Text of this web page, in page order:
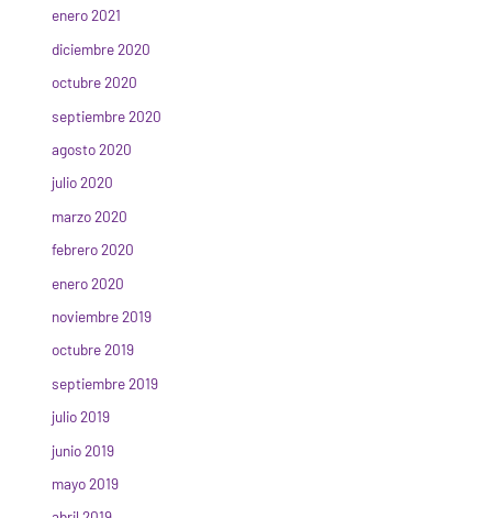
enero 2021
diciembre 2020
octubre 2020
septiembre 2020
agosto 2020
julio 2020
marzo 2020
febrero 2020
enero 2020
noviembre 2019
octubre 2019
septiembre 2019
julio 2019
junio 2019
mayo 2019